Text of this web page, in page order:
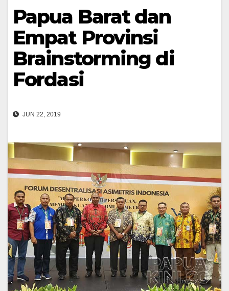
Papua Barat dan
Empat Provinsi
Brainstorming di
Fordasi
JUN 22, 2019